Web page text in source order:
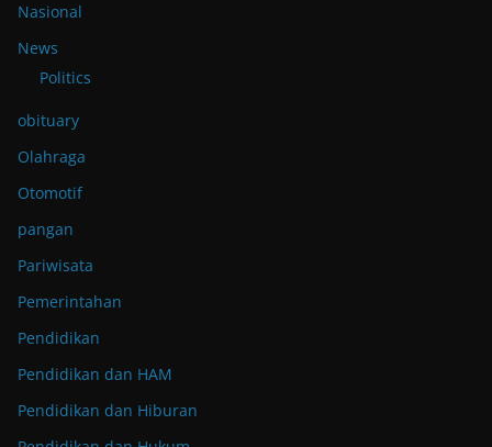
Nasional
News
Politics
obituary
Olahraga
Otomotif
pangan
Pariwisata
Pemerintahan
Pendidikan
Pendidikan dan HAM
Pendidikan dan Hiburan